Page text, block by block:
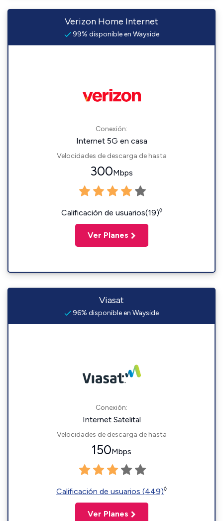
Verizon Home Internet
99% disponible en Wayside
Conexión:
Internet 5G en casa
Velocidades de descarga de hasta
300Mbps
Calificación de usuarios(19)◊
Ver Planes
Viasat
96% disponible en Wayside
Conexión:
Internet Satelital
Velocidades de descarga de hasta
150Mbps
Calificación de usuarios (449)◊
Ver Planes